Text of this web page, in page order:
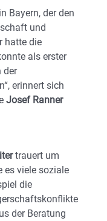
Bayern, der den
und
hatte die
als erster
der
erinnert sich
Josef Ranner
trauert um
es viele soziale
die
der Beratung